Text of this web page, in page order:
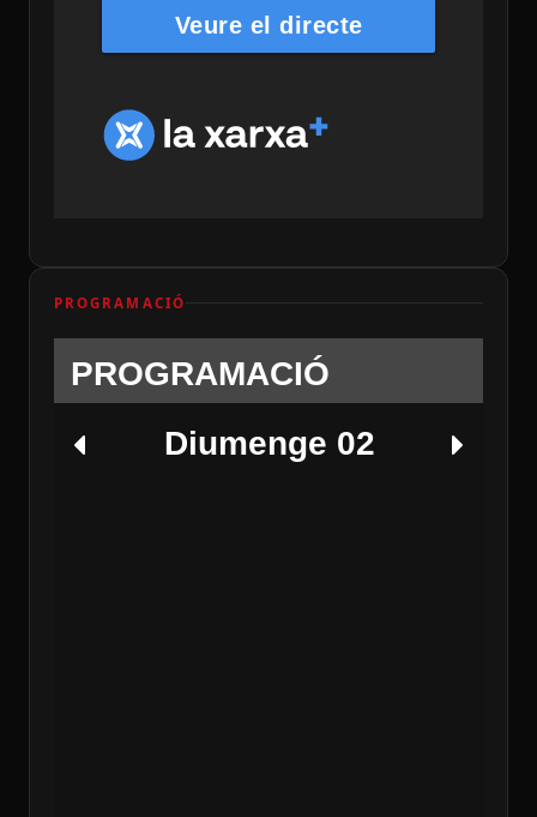
Veure el directe
PROGRAMACIÓ
PROGRAMACIÓ
Diumenge 02